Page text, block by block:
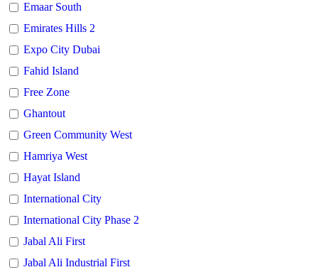
Emaar South
Emirates Hills 2
Expo City Dubai
Fahid Island
Free Zone
Ghantout
Green Community West
Hamriya West
Hayat Island
International City
International City Phase 2
Jabal Ali First
Jabal Ali Industrial First